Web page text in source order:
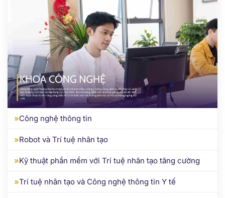
»Công nghệ thông tin
»Robot và Trí tuệ nhân tạo
»Kỹ thuật phần mềm với Trí tuệ nhân tạo tăng cường
»Trí tuệ nhân tạo và Công nghệ thông tin Y tế
»Vi mạch bán dẫn và các hệ thống IoT
»Truyền thông đa phương tiện với AI tăng cường